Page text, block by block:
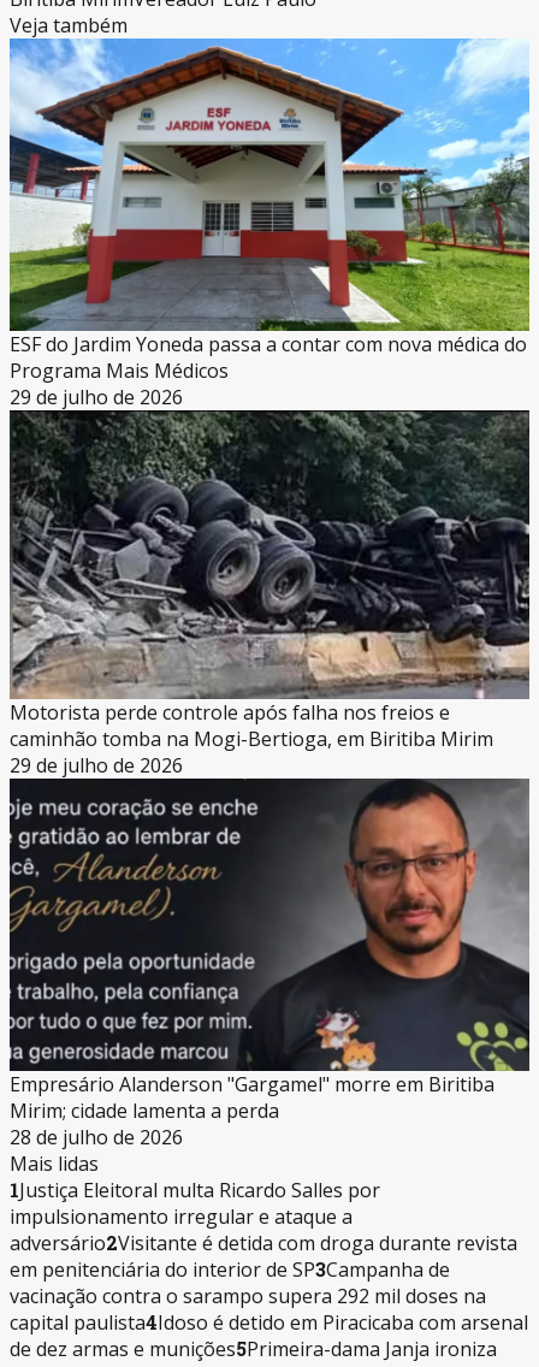
Veja também
ESF do Jardim Yoneda passa a contar com nova médica do
Programa Mais Médicos
29 de julho de 2026
Motorista perde controle após falha nos freios e
caminhão tomba na Mogi-Bertioga, em Biritiba Mirim
29 de julho de 2026
Empresário Alanderson "Gargamel" morre em Biritiba
Mirim; cidade lamenta a perda
28 de julho de 2026
Mais lidas
1Justiça Eleitoral multa Ricardo Salles por
impulsionamento irregular e ataque a
adversário2Visitante é detida com droga durante revista
em penitenciária do interior de SP3Campanha de
vacinação contra o sarampo supera 292 mil doses na
capital paulista4Idoso é detido em Piracicaba com arsenal
de dez armas e munições5Primeira-dama Janja ironiza